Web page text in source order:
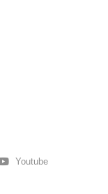
Youtube